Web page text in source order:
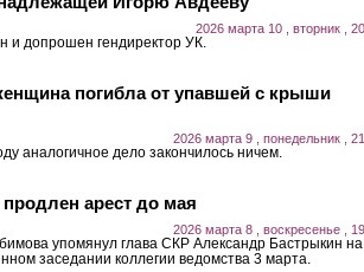
2026 марта 10 , вторник ,
и допрошен гендиректор УК.
погибла от упавшей с крыши
2026 марта 9 , понедельник ,
аналогичное дело закончилось ничем.
арест до мая
2026 марта 8 , воскресенье ,
упомянул глава СКР Александр Бастрыкин на
заседании коллегии ведомства 3 марта.